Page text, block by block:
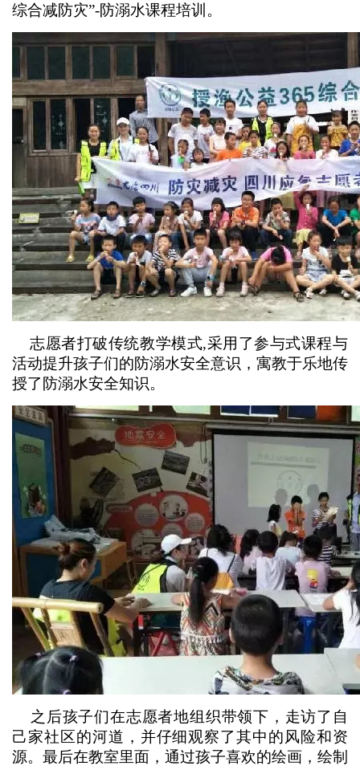
综合减防灾”-防溺水课程培训。
志愿者打破传统教学模式,采用了参与式课程与
活动提升孩子们的防溺水安全意识，寓教于乐地传
授了防溺水安全知识。
之后孩子们在志愿者地组织带领下，走访了自
己家社区的河道，并仔细观察了其中的风险和资
源。最后在教室里面，通过孩子喜欢的绘画，绘制